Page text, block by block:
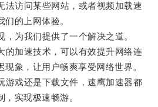
访问某些网站，或者视频加载速
们的上网体验。
为我们提供了一个解决之道。
加速技术，可以有效提升网络连
象，让用户畅爽享受网络世界。
戏还是下载文件，速鹰加速器都
实现极速畅游。